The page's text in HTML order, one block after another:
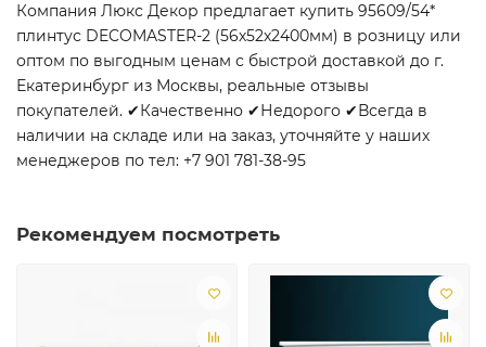
Компания Люкс Декор предлагает купить 95609/54*
плинтус DECOMASTER-2 (56х52х2400мм) в розницу или
оптом по выгодным ценам с быстрой доставкой до г.
Екатеринбург из Москвы, реальные отзывы
покупателей. ✔Качественно ✔Недорого ✔Всегда в
наличии на складе или на заказ, уточняйте у наших
менеджеров по тел: +7 901 781-38-95
Рекомендуем посмотреть